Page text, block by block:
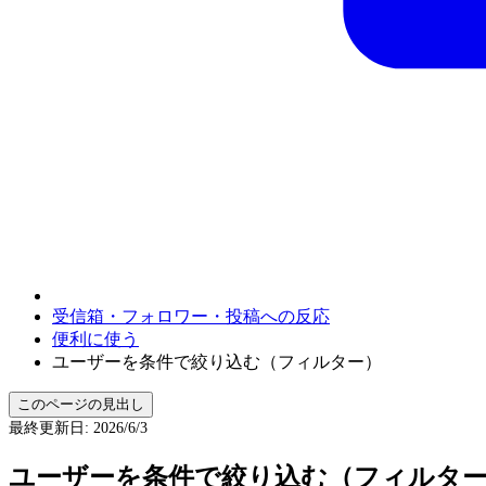
受信箱・フォロワー・投稿への反応
便利に使う
ユーザーを条件で絞り込む（フィルター）
このページの見出し
最終更新日: 2026/6/3
ユーザーを条件で絞り込む（フィルタ